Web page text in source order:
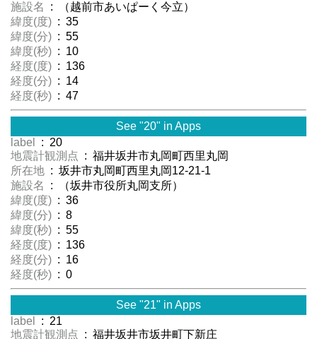
施設名
: （越前市あいぱーく今立）
緯度(度) : 35
緯度(分) : 55
緯度(秒) : 10
経度(度) : 136
経度(分) : 14
経度(秒) : 47
See "20" in Apps
label
: 20
地震計観測点 : 福井坂井市丸岡町西里丸岡
所在地 : 坂井市丸岡町西里丸岡12-21-1
施設名
: （坂井市役所丸岡支所）
緯度(度) : 36
緯度(分) : 8
緯度(秒) : 55
経度(度) : 136
経度(分) : 16
経度(秒) : 0
See "21" in Apps
label
: 21
地震計観測点 : 福井坂井市坂井町下新庄